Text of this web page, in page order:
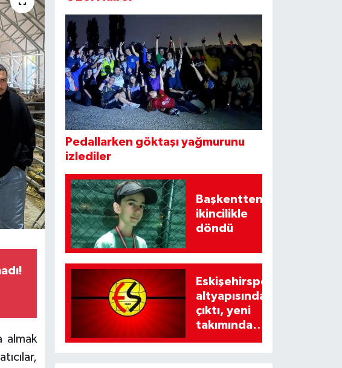
almak
Pedallarken göktaşı yağmurunu
izlediler
Başkentten
ikincilikle
döndü
Eskişehirspor
altyapısından
çıktı, yeni
takımında